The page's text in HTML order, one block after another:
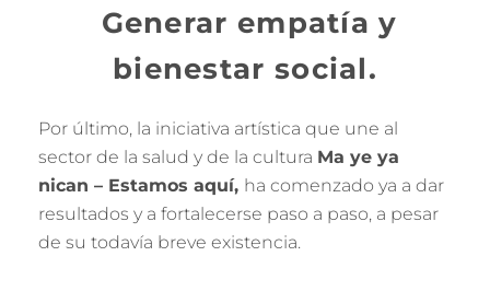
Generar empatía y
bienestar social.
Por último, la iniciativa artística que une al
sector de la salud y de la cultura Ma ye ya
nican – Estamos aquí, ha comenzado ya a dar
resultados y a fortalecerse paso a paso, a pesar
de su todavía breve existencia.